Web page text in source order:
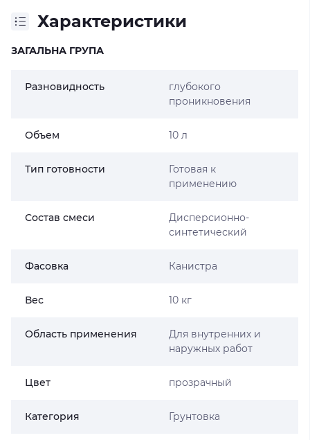
Характеристики
ЗАГАЛЬНА ГРУПА
Разновидность
глубокого
проникновения
Объем 10 л
Тип готовности
Готовая к
применению
Состав смеси
Дисперсионно-
синтетический
Фасовка Канистра
Вес 10 кг
Область применения
Для внутренних и
наружных работ
Цвет прозрачный
Категория Грунтовка